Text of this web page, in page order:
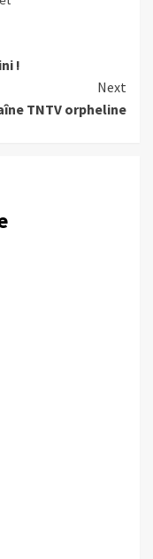
!
Next
TNTV orpheline